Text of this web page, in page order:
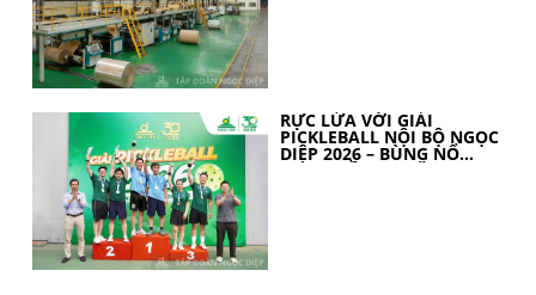
RỰC LỬA VỚI GIẢI
PICKLEBALL NỘI BỘ NGỌC
DIỆP 2026 – BÙNG NỔ
TINH THẦN 30 NĂM